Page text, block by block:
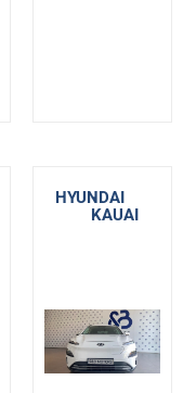
HYUNDAI
-
KAUAI